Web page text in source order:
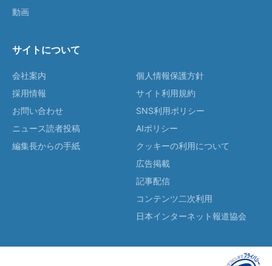
動画
サイトについて
会社案内
採用情報
お問い合わせ
ニュース読者投稿
編集長からの手紙
個人情報保護方針
サイト利用規約
SNS利用ポリシー
AIポリシー
クッキーの利用について
広告掲載
記事配信
コンテンツ二次利用
日本インターネット報道協会